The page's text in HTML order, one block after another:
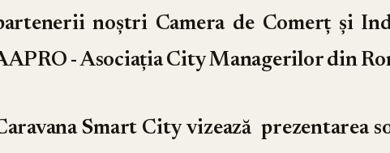
noștri Camera de Comerț și
- Asociația City Managerilor din
Smart Cityvizează prezentarea